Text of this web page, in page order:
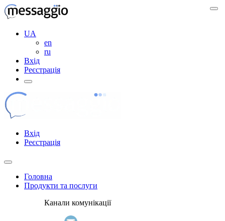
UA
en
ru
Вхід
Реєстрація
Вхід
Реєстрація
Головна
Продукти та послуги
Канали комунікації